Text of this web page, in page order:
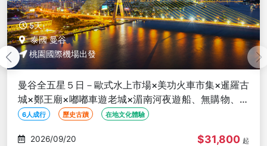
5天
泰國 曼谷
桃園國際機場出發
曼谷全五星５日－歐式水上市場×美功火車市集×暹羅古
城×鄭王廟×嘟嘟車遊老城×湄南河夜遊船、無購物、６
人成行
6人成行 歷史古蹟 在地文化體驗
2026/09/20 $31,800 起